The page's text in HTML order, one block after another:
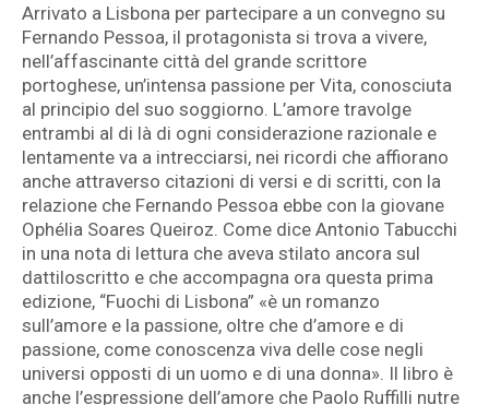
Arrivato a Lisbona per partecipare a un convegno su
Fernando Pessoa, il protagonista si trova a vivere,
nell’affascinante città del grande scrittore
portoghese, un’intensa passione per Vita, conosciuta
al principio del suo soggiorno. L’amore travolge
entrambi al di là di ogni considerazione razionale e
lentamente va a intrecciarsi, nei ricordi che affiorano
anche attraverso citazioni di versi e di scritti, con la
relazione che Fernando Pessoa ebbe con la giovane
Ophélia Soares Queiroz. Come dice Antonio Tabucchi
in una nota di lettura che aveva stilato ancora sul
dattiloscritto e che accompagna ora questa prima
edizione, “Fuochi di Lisbona” «è un romanzo
sull’amore e la passione, oltre che d’amore e di
passione, come conoscenza viva delle cose negli
universi opposti di un uomo e di una donna». Il libro è
anche l’espressione dell’amore che Paolo Ruffilli nutre